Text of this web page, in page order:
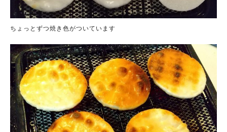
ちょっとずつ焼き色がついています